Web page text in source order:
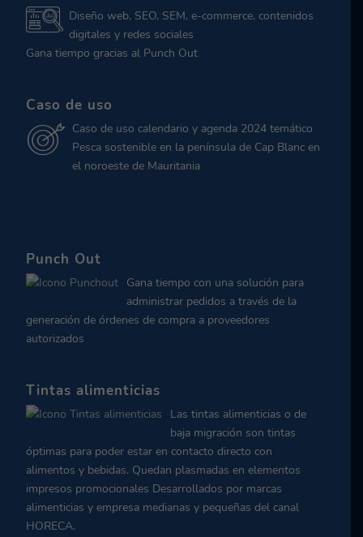
Diseño web, SEO, SEM, e-commerce, contenidos
digitales y redes sociales
Gana tiempo gracias al Punch Out
Caso de uso
Caso de uso calendario y agenda 2024 temático
Pesca sostenible en la península de Cap Blanc en
el noroeste de Mauritania
Punch Out
Gana tiempo con una solución para
administrar pedidos a través de la
generación de órdenes de compra a proveedores
autorizados
Tintas alimenticias
Las tintas alimenticias o de
baja migración son tintas
óptimas para poder estar en contacto directo con
alimentos y bebidas. Quedan plasmadas en elementos
impresos promocionales Desarrollados por marcas
alimenticias y empresa medianas y pequeñas del canal
HORECA.